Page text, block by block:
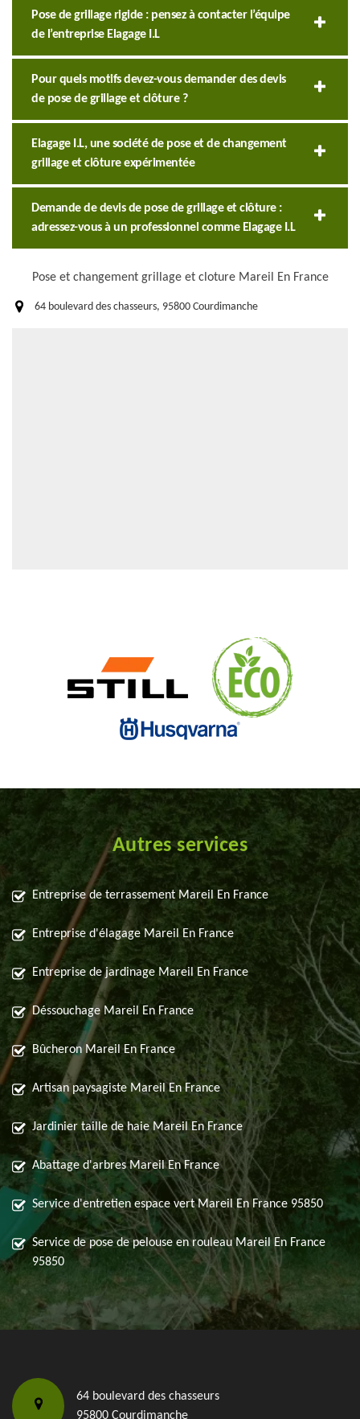
Pose de grillage rigide : pensez à contacter l’équipe
de l’entreprise Elagage I.L
Pour quels motifs devez-vous demander des devis
de pose de grillage et clôture ?
Elagage I.L, une société de pose et de changement
grillage et clôture expérimentée
Demande de devis de pose de grillage et clôture :
adressez-vous à un professionnel comme Elagage I.L
Pose et changement grillage et cloture Mareil En France
64 boulevard des chasseurs, 95800 Courdimanche
Autres services
Entreprise de terrassement Mareil En France
Entreprise d'élagage Mareil En France
Entreprise de jardinage Mareil En France
Déssouchage Mareil En France
Bûcheron Mareil En France
Artisan paysagiste Mareil En France
Jardinier taille de haie Mareil En France
Abattage d'arbres Mareil En France
Service d'entretien espace vert Mareil En France 95850
Service de pose de pelouse en rouleau Mareil En France
95850
64 boulevard des chasseurs
95800 Courdimanche